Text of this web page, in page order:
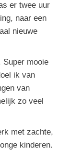
er twee uur
naar een
nieuwe
Super mooie
ik van
van
zo veel
met zachte,
kinderen.